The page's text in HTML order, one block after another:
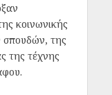
κοινωνικής
σπουδών, της
της τέχνης